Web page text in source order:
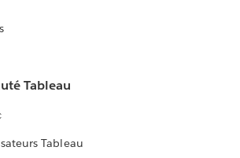
Tableau
Tableau